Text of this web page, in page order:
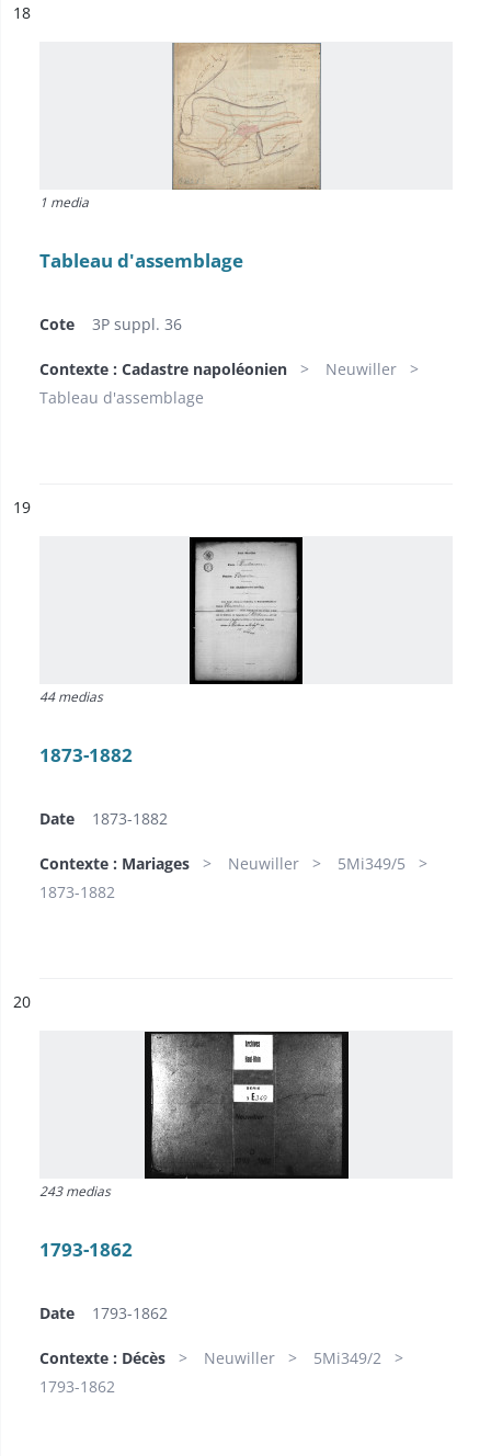
n°
18
1 media
Tableau d'assemblage
Cote 3P suppl. 36
Contexte : Cadastre napoléonien
Neuwiller
Tableau d'assemblage
n°
19
44 medias
1873-1882
Date 1873-1882
Contexte : Mariages Neuwiller
5Mi349/5
1873-1882
n°
20
243 medias
1793-1862
Date 1793-1862
Contexte : Décès Neuwiller
5Mi349/2
1793-1862